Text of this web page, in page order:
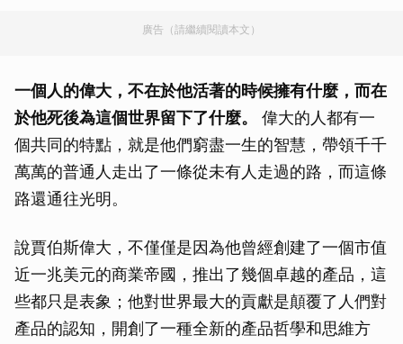
廣告（請繼續閱讀本文）
一個人的偉大，不在於他活著的時候擁有什麼，而在
於他死後為這個世界留下了什麼。
偉大的人都有一
個共同的特點，就是他們窮盡一生的智慧，帶領千千
萬萬的普通人走出了一條從未有人走過的路，而這條
路還通往光明。
說賈伯斯偉大，不僅僅是因為他曾經創建了一個市值
近一兆美元的商業帝國，推出了幾個卓越的產品，這
些都只是表象；他對世界最大的貢獻是顛覆了人們對
產品的認知，開創了一種全新的產品哲學和思維方